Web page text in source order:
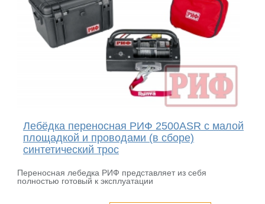
Лебёдка переносная РИФ 2500ASR c малой
площадкой и проводами (в сборе)
синтетический трос
Переносная лебедка РИФ представляет из себя
полностью готовый к эксплуатации